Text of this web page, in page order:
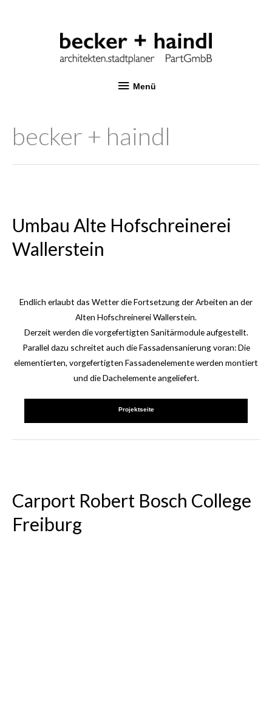
Menü
becker + haindl
Umbau Alte Hofschreinerei
Wallerstein
Endlich erlaubt das Wetter die Fortsetzung der Arbeiten an der
Alten Hofschreinerei Wallerstein.
Derzeit werden die vorgefertigten Sanitärmodule aufgestellt.
Parallel dazu schreitet auch die Fassadensanierung voran: Die
elementierten, vorgefertigten Fassadenelemente werden montiert
und die Dachelemente angeliefert.
Projektseite
Carport Robert Bosch College
Freiburg